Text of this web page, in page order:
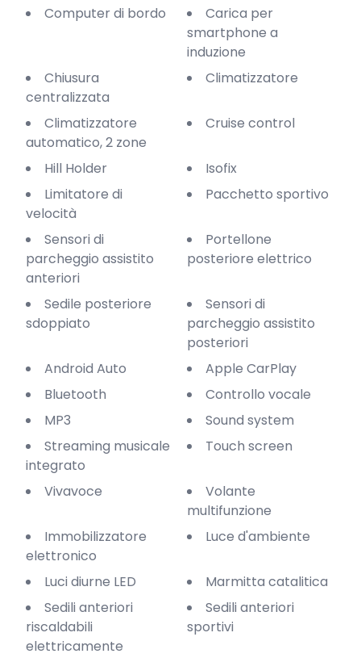
Computer di bordo
Carica per
smartphone a
induzione
Chiusura
centralizzata
Climatizzatore
Climatizzatore
automatico, 2 zone
Cruise control
Hill Holder
Isofix
Limitatore di
velocità
Pacchetto sportivo
Sensori di
parcheggio assistito
anteriori
Portellone
posteriore elettrico
Sedile posteriore
sdoppiato
Sensori di
parcheggio assistito
posteriori
Android Auto
Apple CarPlay
Bluetooth
Controllo vocale
MP3
Sound system
Streaming musicale
integrato
Touch screen
Vivavoce
Volante
multifunzione
Immobilizzatore
elettronico
Luce d'ambiente
Luci diurne LED
Marmitta catalitica
Sedili anteriori
riscaldabili
elettricamente
Sedili anteriori
sportivi